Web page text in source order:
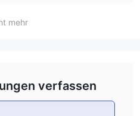
funds.
mehr
verfassen